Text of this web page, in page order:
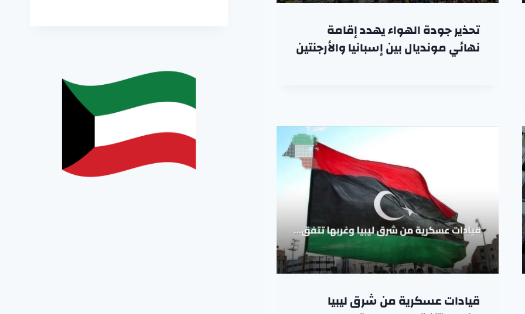
تحذير جودة الهواء يهدد إقامة
نهائي مونديال بين إسبانيا والأرجنتين
قيادات عسكرية من شرق ليبيا